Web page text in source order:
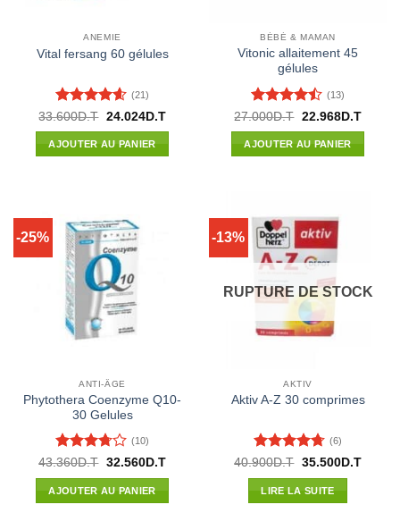
ANEMIE
Vital fersang 60 gélules
Note4.57
sur 5
(21)
33.600D.T Le
initial
était :
24.024D.TLe
AJOUTER AU PANIER
BÉBÉ & MAMAN
Vitonic allaitement 45
gélules
Note4.46
sur 5
(13)
27.000D.T Le
initial
était :
22.968D.TLe
AJOUTER AU PANIER
-25%
ANTI-ÂGE
Phytothera Coenzyme Q10-
30 Gelules
Note3.7
sur 5
(10)
43.360D.T Le
initial
était :
32.560D.TLe
AJOUTER AU PANIER
-13%
RUPTURE DE STOCK
AKTIV
Aktiv A-Z 30 comprimes
Note4.67
sur 5
(6)
40.900D.T Le
initial
était :
35.500D.TLe
LIRE LA SUITE